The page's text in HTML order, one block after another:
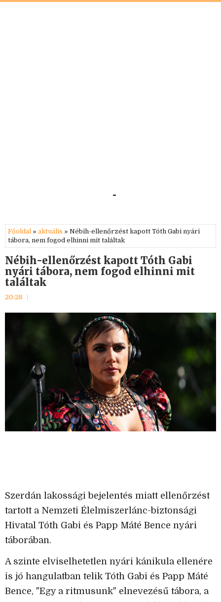
-
Főoldal » aktuális » Nébih-ellenőrzést kapott Tóth Gabi nyári
tábora, nem fogod elhinni mit találtak
Nébih-ellenőrzést kapott Tóth Gabi
nyári tábora, nem fogod elhinni mit
találtak
20:28
Szerdán lakossági bejelentés miatt ellenőrzést
tartott a Nemzeti Élelmiszerlánc-biztonsági
Hivatal Tóth Gabi és Papp Máté Bence nyári
táborában.
A szinte elviselhetetlen nyári kánikula ellenére
is jó hangulatban telik Tóth Gabi és Papp Máté
Bence, "Egy a ritmusunk" elnevezésű tábora, a